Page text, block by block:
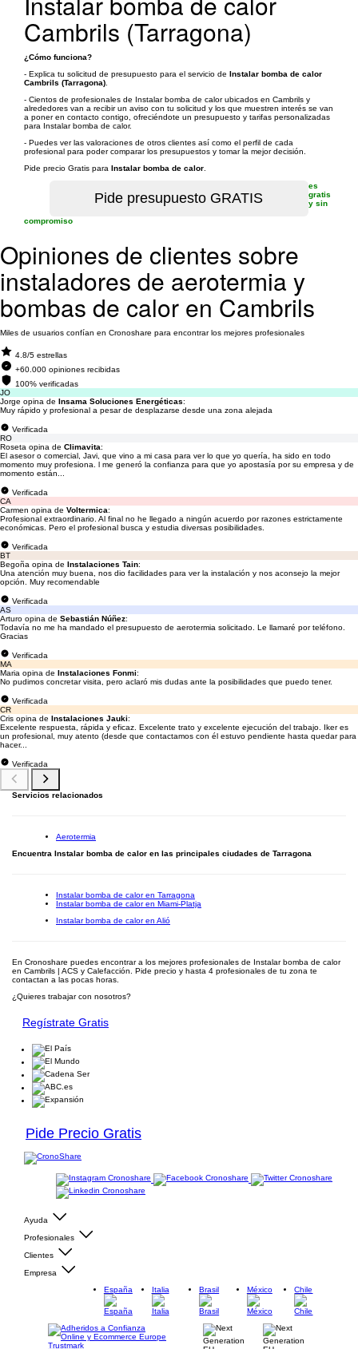
Cambrils (Tarragona)
¿Cómo funciona?
- Explica tu solicitud de presupuesto para el servicio de Instalar bomba de calor
Cambrils (Tarragona)
- Cientos de profesionales de Instalar bomba de calor ubicados en Cambrils y
alrededores van a recibir un aviso con tu solicitud y los que muestren interés se van
a poner en contacto contigo, ofreciéndote un presupuesto y tarifas personalizadas
para Instalar bomba de calor.
- Puedes ver las valoraciones de otros clientes así como el perfil de cada
profesional para poder comparar los presupuestos y tomar la mejor decisión.
Pide precio Gratis para Instalar bomba de calor
es
gratis
y sin
compromiso
Opiniones de clientes sobre
instaladores de aerotermia y
bombas de calor en Cambrils
Miles de usuarios confían en Cronoshare para encontrar los mejores profesionales
4.8/5 estrellas
+60.000 opiniones recibidas
100% verificadas
JO
Jorge opina de Insama Soluciones Energéticas:
Muy rápido y profesional a pesar de desplazarse desde una zona alejada
Verificada
RO
Roseta opina de Climavita:
El asesor o comercial, Javi, que vino a mi casa para ver lo que yo quería, ha sido en todo
momento muy profesiona. l me generó la confianza para que yo apostasía por su empresa y de
momento están...
Verificada
CA
Carmen opina de Voltermica:
Profesional extraordinario. Al final no he llegado a ningún acuerdo por razones estrictamente
económicas. Pero el profesional busca y estudia diversas posibilidades.
Verificada
BT
Begoña opina de Instalaciones Tain:
Una atención muy buena, nos dio facilidades para ver la instalación y nos aconsejo la mejor
opción. Muy recomendable
Verificada
AS
Arturo opina de Sebastián Núñez:
Todavía no me ha mandado el presupuesto de aerotermia solicitado. Le llamaré por teléfono.
Gracias
Verificada
MA
Maria opina de Instalaciones Fonmi:
No pudimos concretar visita, pero aclaró mis dudas ante la posibilidades que puedo tener.
Verificada
CR
Cris opina de Instalaciones Jauki:
Excelente respuesta, rápida y eficaz. Excelente trato y excelente ejecución del trabajo. Iker es
un profesional, muy atento (desde que contactamos con él estuvo pendiente hasta quedar para
hacer...
Verificada
Servicios relacionados
Aerotermia
Encuentra Instalar bomba de calor en las principales ciudades de Tarragona
Instalar bomba de calor en Tarragona
Instalar bomba de calor en Miami-Platja
Instalar bomba de calor en Alió
En Cronoshare puedes encontrar a los mejores profesionales de Instalar bomba de calor
en Cambrils | ACS y Calefacción. Pide precio y hasta 4 profesionales de tu zona te
contactan a las pocas horas.
¿Quieres trabajar con nosotros?
Regístrate Gratis
Pide Precio Gratis
Ayuda
Profesionales
Clientes
Empresa
España
Italia Brasil México Chile